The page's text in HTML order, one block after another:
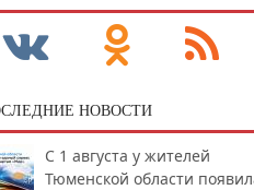
НОВОСТИ
С 1 августа у жителей
Тюменской области